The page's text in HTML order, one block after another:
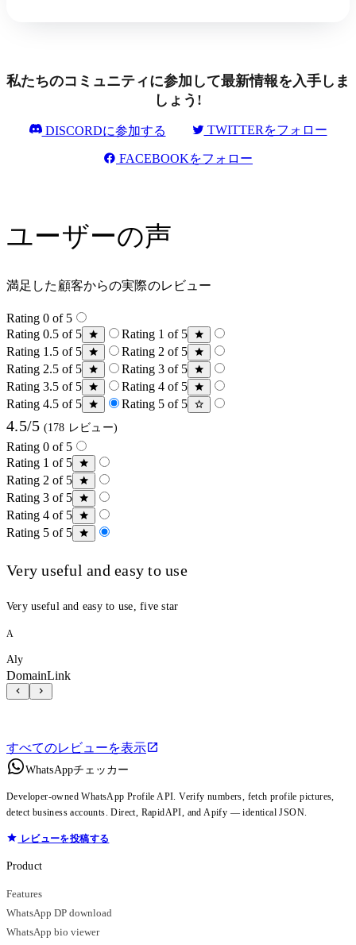
私たちのコミュニティに参加して最新情報を入手しま
しょう!
DISCORDに参加する TWITTERをフォロー
FACEBOOKをフォロー
ユーザーの声
満足した顧客からの実際のレビュー
Rating 0 of 5
Rating 0.5 of 5
Rating 1 of 5
Rating 1.5 of 5
Rating 2 of 5
Rating 2.5 of 5
Rating 3 of 5
Rating 3.5 of 5
Rating 4 of 5
Rating 4.5 of 5
Rating 5 of 5
4.5/5 (178 レビュー)
Rating 0 of 5
Rating 1 of 5
Rating 2 of 5
Rating 3 of 5
Rating 4 of 5
Rating 5 of 5
Very useful and easy to use
Very useful and easy to use, five star
A
Aly
DomainLink
すべてのレビューを表示
WhatsAppチェッカー
Developer-owned WhatsApp Profile API. Verify numbers, fetch profile pictures,
detect business accounts. Direct, RapidAPI, and Apify — identical JSON.
レビューを投稿する
Product
Features
WhatsApp DP download
WhatsApp bio viewer